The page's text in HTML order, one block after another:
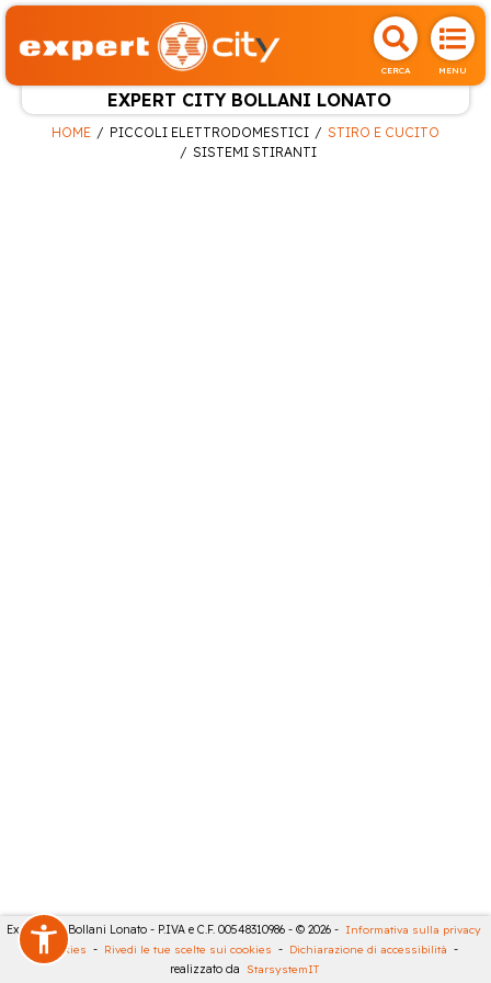
CERCA MENU
EXPERT CITY BOLLANI LONATO
HOME PICCOLI ELETTRODOMESTICI
STIRO E CUCITO
SISTEMI STIRANTI
Expert City Bollani Lonato - P.IVA e C.F. 00548310986 - © 2026 - Informativa sulla privacy
Cookies - Rivedi le tue scelte sui cookies - Dichiarazione di accessibilità -
realizzato da StarsystemIT